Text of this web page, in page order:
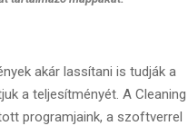
akár lassítani is tudják a
a teljesítményét. A Cleaning
programjaink, a szoftverrel